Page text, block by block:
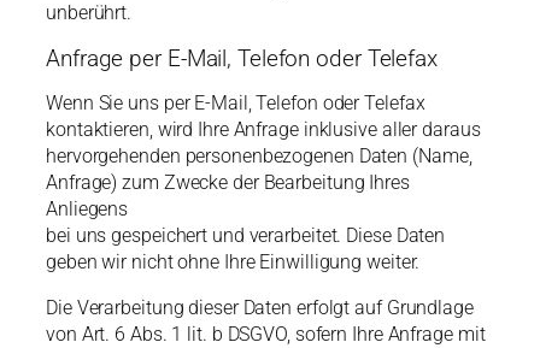
unberührt.
Anfrage per E-Mail, Telefon oder Telefax
Wenn Sie uns per E-Mail, Telefon oder Telefax
kontaktieren, wird Ihre Anfrage inklusive aller daraus
hervorgehenden personenbezogenen Daten (Name,
Anfrage) zum Zwecke der Bearbeitung Ihres
Anliegens
bei uns gespeichert und verarbeitet. Diese Daten
geben wir nicht ohne Ihre Einwilligung weiter.
Die Verarbeitung dieser Daten erfolgt auf Grundlage
von Art. 6 Abs. 1 lit. b DSGVO, sofern Ihre Anfrage mit